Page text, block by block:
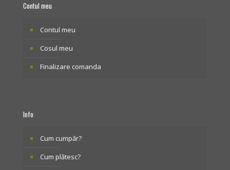
Contul meu
Contul meu
Cosul meu
Finalizare comanda
Info
Cum cumpăr?
Cum plătesc?